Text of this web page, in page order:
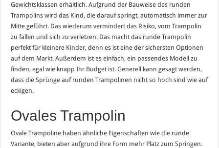
Gewichtsklassen erhältlich. Aufgrund der Bauweise des runden
Trampolins wird das Kind, die darauf springt, automatisch immer zur
Mitte geführt. Das wiederum vermindert das Risiko, vom Trampolin
zu fallen und sich zu verletzen. Das macht das runde Trampolin
perfekt für kleinere Kinder, denn es ist eine der sichersten Optionen
auf dem Markt. Außerdem ist es einfach, ein passendes Modell zu
finden, egal wie knapp Ihr Budget ist. Generell kann gesagt werden,
dass die Sprünge auf runden Trampolinen nicht so hoch sind wie auf
eckigen.
Ovales Trampolin
Ovale Trampoline haben ähnliche Eigenschaften wie die runde
Variante, bieten aber aufgrund ihre Form mehr Platz zum Springen.